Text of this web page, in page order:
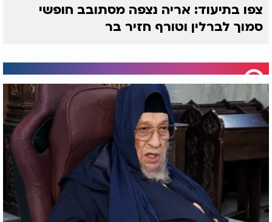
צפו בתיעוד: אריה נצפה מסתובב חופשי
סמוך לברלין וטורף חזיר בר